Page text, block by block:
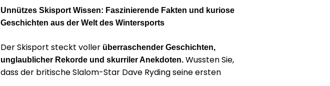
Unnützes Skisport Wissen: Faszinierende Fakten und kuriose
Geschichten aus der Welt des Wintersports
Der Skisport steckt voller überraschender Geschichten,
unglaublicher Rekorde und skurriler Anekdoten.Wussten Sie,
dass der britische Slalom-Star Dave Ryding seine ersten